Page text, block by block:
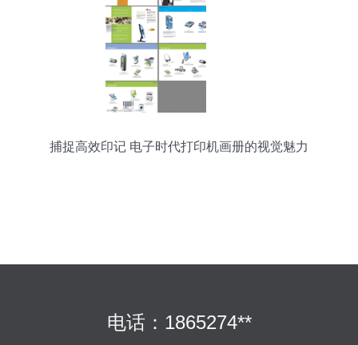
捕捉高效印记 电子时代打印机画册的视觉魅力
电话：1865274**